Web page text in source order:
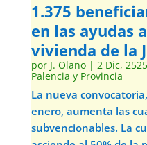
1.375
en las ayudas
vivienda de la
por J. Olano| 2 Dic, 2525
Palencia y Provincia
La nueva
enero, aumenta las
subvencionables. La